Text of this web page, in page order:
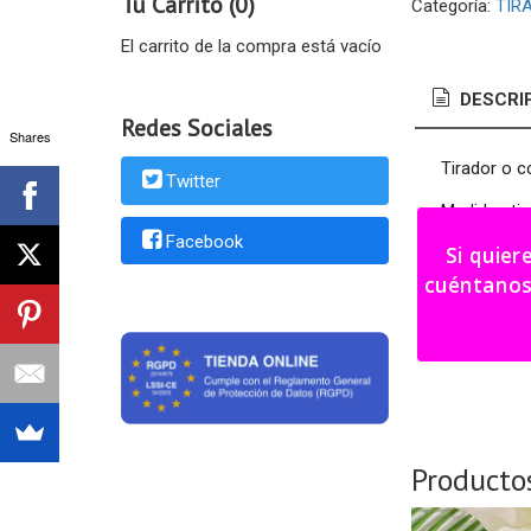
El carrito de la compra está vacío
Redes Sociales
Twitter
Facebook
Categoría:
Tirador o
Medidas
Medidas
Plazo de
Shares
Si
cuéntanos tu